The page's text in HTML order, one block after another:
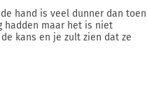
hand is veel dunner dan toen
hadden maar het is niet
kans en je zult zien dat ze